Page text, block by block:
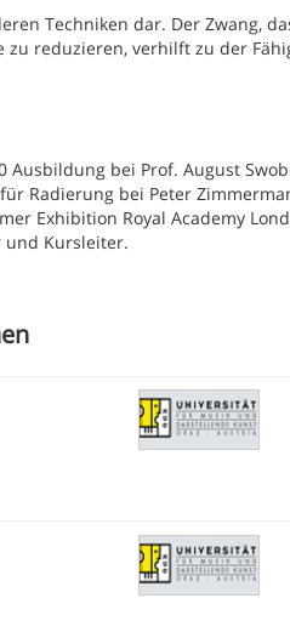
Techniken dar. Der Zwang,
zu reduzieren, verhilft zu der
Ausbildung bei Prof. August
Radierung bei Peter
Exhibition Royal Academy
und Kursleiter.